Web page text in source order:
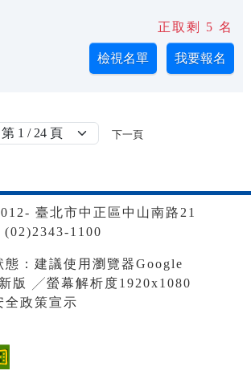
正取剩 5 名
下一頁
臺北市中正區中山南路21
(02)2343-1100
態：建議使用瀏覽器Google
版 ╱螢幕解析度1920x1080
全政策宣示